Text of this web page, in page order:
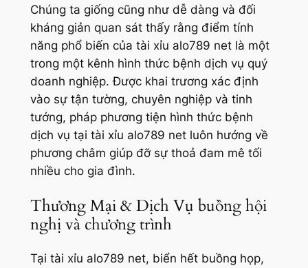
Chúng ta giống cũng như dễ dàng và đối
kháng giản quan sát thấy rằng điểm tính
năng phổ biến của tài xỉu alo789 net là một
trong một kênh hình thức bệnh dịch vụ quý
doanh nghiệp. Được khai trương xác định
vào sự tận tường, chuyên nghiệp và tinh
tướng, pháp phương tiện hình thức bệnh
dịch vụ tại tài xỉu alo789 net luôn hướng về
phương châm giúp đỡ sự thoả đam mê tối
nhiều cho gia đình.
Thương Mại & Dịch Vụ buồng hội
nghị và chương trình
Tại tài xỉu alo789 net, biển hết buồng họp,